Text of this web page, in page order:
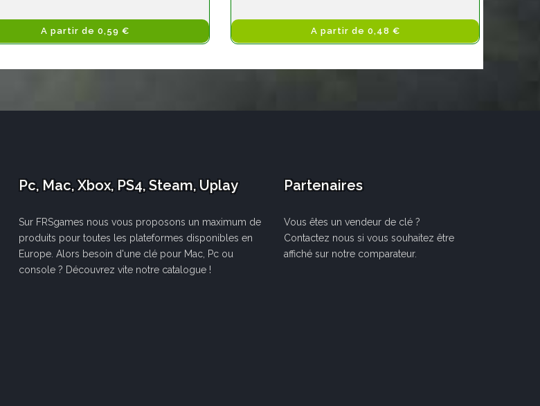
A partir de 0,59 € A partir de 0,48 €
Pc, Mac, Xbox, PS4, Steam, Uplay
Sur FRSgames nous vous proposons un maximum de
produits pour toutes les plateformes disponibles en
Europe. Alors besoin d'une clé pour Mac, Pc ou
console ? Découvrez vite notre catalogue !
Partenaires
Vous êtes un vendeur de clé ?
Contactez nous si vous souhaitez être
affiché sur notre comparateur.